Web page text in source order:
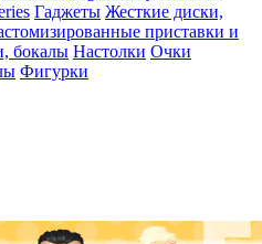
Гаджеты Жесткие диски,
приставки и
бокалы Настолки Очки
Фигурки